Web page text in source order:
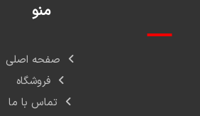
منو
صفحه اصلی
فروشگاه
تماس با ما